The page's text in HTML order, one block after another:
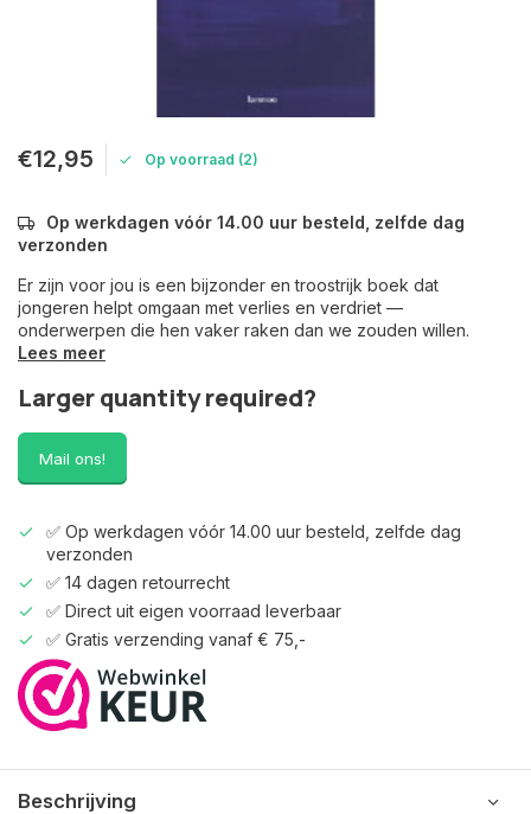
€12,95 Op voorraad (2)
Op werkdagen vóór 14.00 uur besteld, zelfde dag
verzonden
Er zijn voor jou is een bijzonder en troostrijk boek dat
jongeren helpt omgaan met verlies en verdriet —
onderwerpen die hen vaker raken dan we zouden willen.
Lees meer
Larger quantity required?
Mail ons!
✅ Op werkdagen vóór 14.00 uur besteld, zelfde dag
verzonden
✅ 14 dagen retourrecht
✅ Direct uit eigen voorraad leverbaar
✅ Gratis verzending vanaf € 75,-
Beschrijving